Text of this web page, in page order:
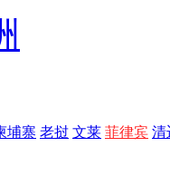
埔寨 老挝 文莱 菲律宾 清